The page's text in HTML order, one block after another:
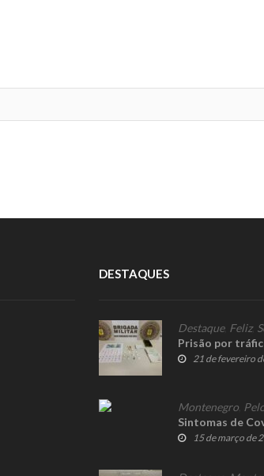
DESTAQUES
Destaque, Feliz,
Prisão por
21 de fevereiro
Montenegro
Sintomas de
15 de março de